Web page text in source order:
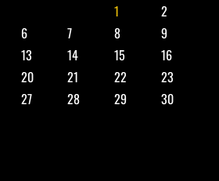
1
2
6 7 8
9
13 14 15
16
20 21 22
23
27 28 29
30